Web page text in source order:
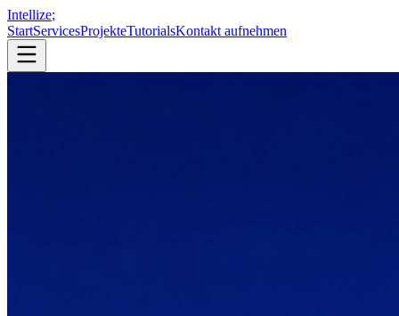
Intellize;
StartServicesProjekteTutorialsKontakt aufnehmen